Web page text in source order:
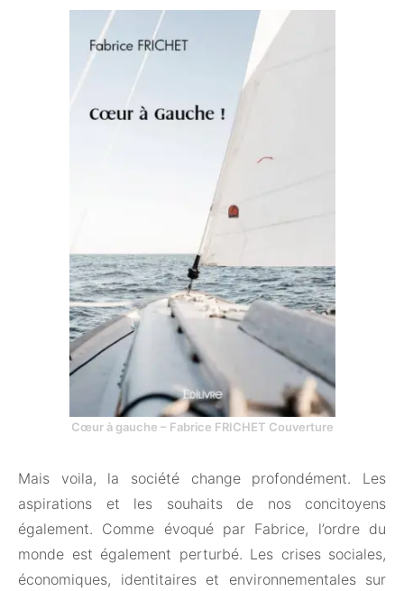
Cœur à gauche – Fabrice FRICHET Couverture
Mais voila, la société change profondément. Les
aspirations et les souhaits de nos concitoyens
également. Comme évoqué par Fabrice, l’ordre du
monde est également perturbé. Les crises sociales,
économiques, identitaires et environnementales sur